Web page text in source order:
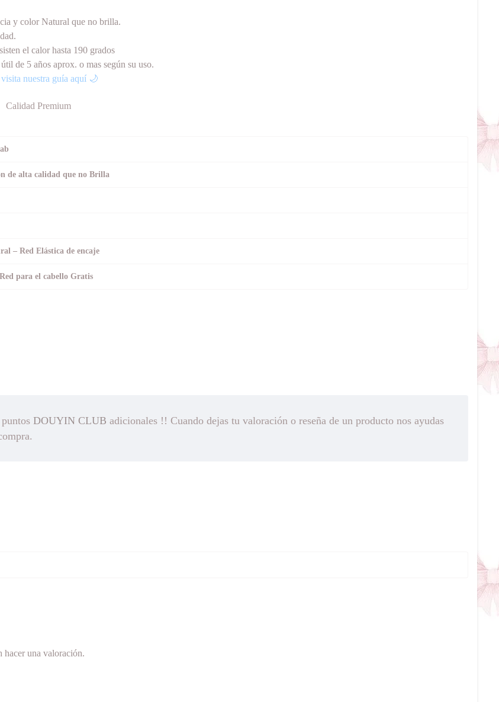
y color Natural que no brilla.
el calor hasta 190 grados
de 5 años aprox. o mas según su uso.
visita nuestra guía aquí 🌙
Calidad Premium
de alta calidad que no Brilla
– Red Elástica de encaje
para el cabello Gratis
DOUYIN CLUB adicionales !! Cuando dejas tu valoración o reseña de un producto nos ayudas
hacer una valoración.